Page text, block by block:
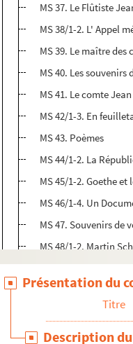
MS 37. Le Flûtiste
MS 38/1-2. L' Appel
MS 39. Le maître
MS 40. Les
MS 41. Le comte
MS 42/1-3. En
MS 43. Poèmes
MS 44/1-2. La
MS 45/1-2. Goethe
MS 46/1-4. Un
MS 47. Souvenirs de
MS 48/1-2. Martin
MS 49/1-2. Anatole
MS 50/1-3. La Rome
MS 51/1-2. Le
MS 52/1-5. La
Présentation du
Titre
Description